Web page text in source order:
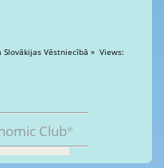
Vēstniecībā » Views:
Club®